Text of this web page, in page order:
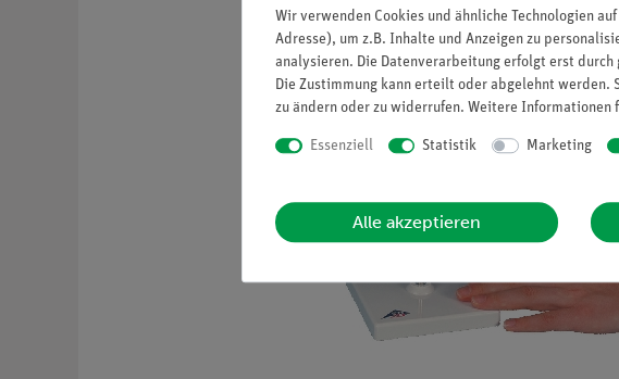
Wir verwenden Cookies und ähnliche Technologien
Adresse), um z.B. Inhalte und Anzeigen zu
analysieren. Die Datenverarbeitung erfolgt erst
Die Zustimmung kann erteilt oder abgelehnt
zu ändern oder zu widerrufen. Weitere Informationen
Essenziell Statistik Marketing
Alle akzeptieren